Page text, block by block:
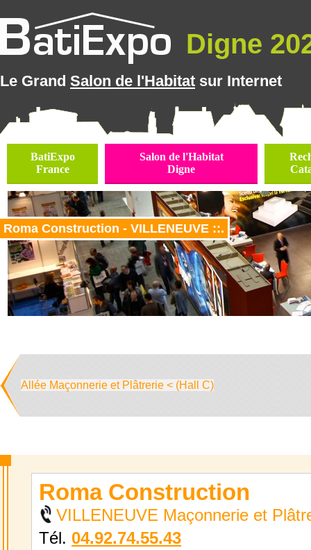
Digne
Le Grand Salon de l'Habitat sur Internet
BatiExpo
France
Salon de l'Habitat
Digne
Roma Construction - VILLENEUVE ::.
Allée Maçonnerie et Plâtrerie < (Hall C)
Roma Construction
VILLENEUVE Maçonnerie et
Tél. 04.92.74.55.43